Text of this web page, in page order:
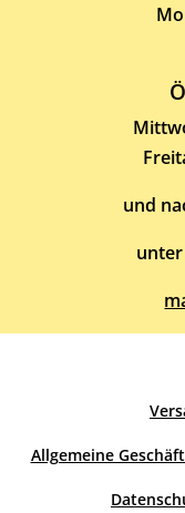
und
Allgemeine